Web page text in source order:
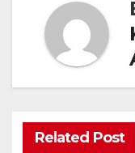
Related Post